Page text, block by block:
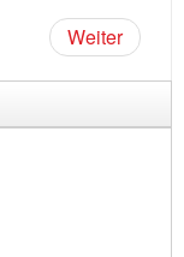
Weiter